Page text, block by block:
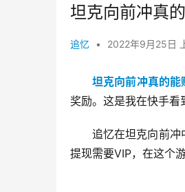
坦克向前冲真
追忆 • 2022年9月25日
坦克向前冲真的能
奖励。这是我在快手看
追忆在坦克向前
提现需要VIP，在这个